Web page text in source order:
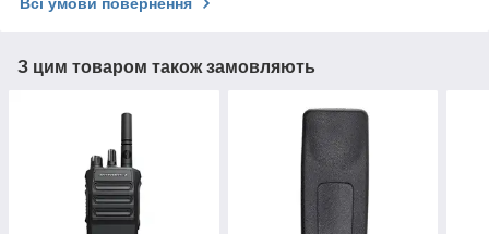
З цим товаром також замовляють